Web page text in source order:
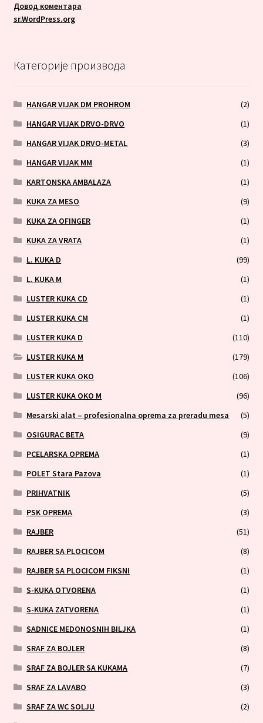
Довод коментара
sr.WordPress.org
Категорије производа
HANGAR VIJAK DM PROHROM
(2)
HANGAR VIJAK DRVO-DRVO
(1)
HANGAR VIJAK DRVO-METAL
(3)
HANGAR VIJAK MM
(1)
KARTONSKA AMBALAZA
(1)
KUKA ZA MESO
(9)
KUKA ZA OFINGER
(1)
KUKA ZA VRATA
(1)
L. KUKA D
(99)
L. KUKA M
(1)
LUSTER KUKA CD
(1)
LUSTER KUKA CM
(1)
LUSTER KUKA D
(110)
LUSTER KUKA M
(179)
LUSTER KUKA OKO
(106)
LUSTER KUKA OKO M
(96)
Mesarski alat – profesionalna oprema za preradu mesa
(5)
OSIGURAC BETA
(9)
PCELARSKA OPREMA
(1)
POLET Stara Pazova
(1)
PRIHVATNIK
(5)
PSK OPREMA
(3)
RAJBER
(51)
RAJBER SA PLOCICOM
(8)
RAJBER SA PLOCICOM FIKSNI
(1)
S-KUKA OTVORENA
(1)
S-KUKA ZATVORENA
(1)
SADNICE MEDONOSNIH BILJKA
(1)
SRAF ZA BOJLER
(8)
SRAF ZA BOJLER SA KUKAMA
(7)
SRAF ZA LAVABO
(3)
SRAF ZA WC SOLJU
(2)